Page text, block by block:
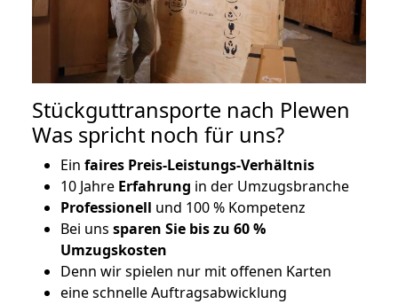
Stückguttransporte nach Plewen
Was spricht noch für uns?
Ein faires Preis-Leistungs-Verhältnis
10 Jahre Erfahrung in der Umzugsbranche
Professionell und 100 % Kompetenz
Bei uns sparen Sie bis zu 60 %
Umzugskosten
Denn wir spielen nur mit offenen Karten
eine schnelle Auftragsabwicklung